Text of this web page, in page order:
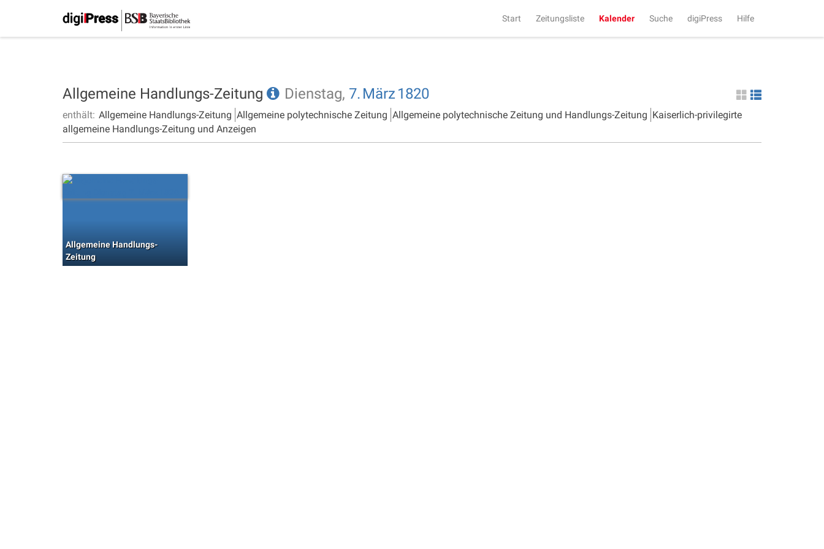
Start Zeitungsliste Kalender Suche digiPress Hilfe
Allgemeine Handlungs-Zeitung Dienstag, 7. März 1820
enthält: Allgemeine Handlungs-Zeitung Allgemeine polytechnische Zeitung Allgemeine polytechnische Zeitung und Handlungs-Zeitung Kaiserlich-privilegirte
allgemeine Handlungs-Zeitung und Anzeigen
Allgemeine Handlungs-
Zeitung